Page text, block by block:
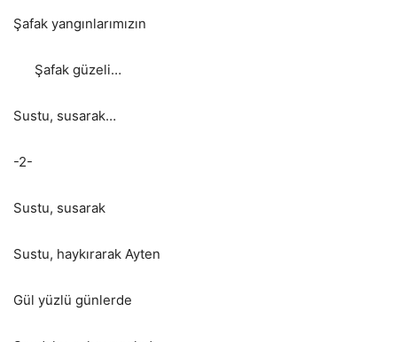
Şafak yangınlarımızın
Şafak güzeli…
Sustu, susarak…
-2-
Sustu, susarak
Sustu, haykırarak Ayten
Gül yüzlü günlerde